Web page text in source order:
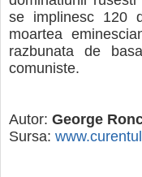
se implinesc 120
moartea
razbunata de
comuniste.
Autor: George
Sursa: